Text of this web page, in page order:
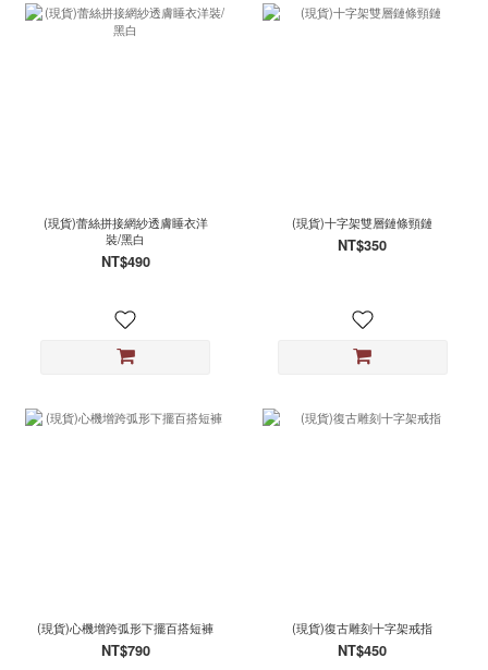
(現貨)蕾絲拼接網紗透膚睡衣洋
裝/黑白
NT$490
(現貨)十字架雙層鏈條頸鏈
NT$350
(現貨)心機增跨弧形下擺百搭短褲
NT$790
(現貨)復古雕刻十字架戒指
NT$450